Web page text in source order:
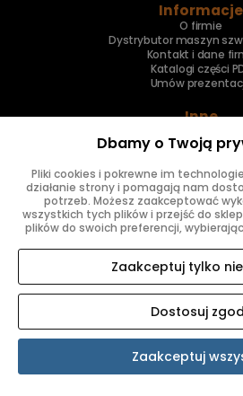
Informacje
O firmie
Dystrybutor maszyn
Kontakt i dane
Katalogi części
Umów
Inne
Naprawa
Znajdziesz
SKLEP INTERNETOWY
Dbamy o Twoją
Pliki cookies i pokrewne im
działanie strony i pomagają nam
potrzeb. Możesz zaakceptować
wszystkich tych plików i przejść do
plików do swoich preferencji,
Zaakceptuj tylko
Dostosuj
Zaakceptuj